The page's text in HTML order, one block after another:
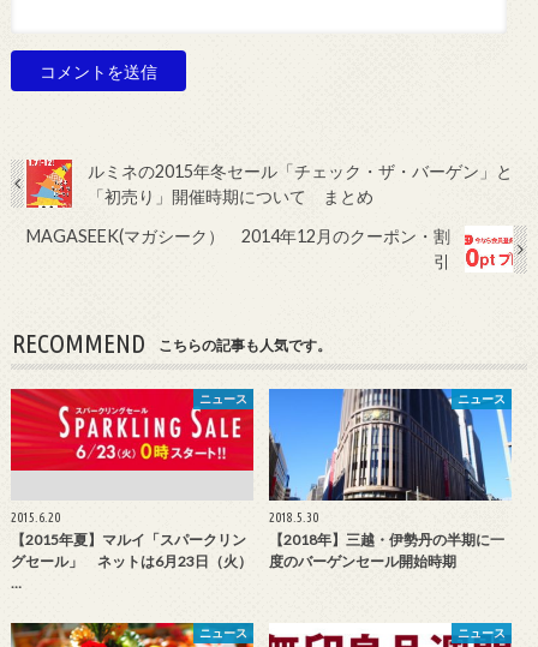
ルミネの2015年冬セール「チェック・ザ・バーゲン」と
「初売り」開催時期について まとめ
MAGASEEK(マガシーク） 2014年12月のクーポン・割
引
RECOMMEND こちらの記事も人気です。
ニュース
2015.6.20
【2015年夏】マルイ「スパークリン
グセール」 ネットは6月23日（火）
…
ニュース
2018.5.30
【2018年】三越・伊勢丹の半期に一
度のバーゲンセール開始時期
ニュース ニュース